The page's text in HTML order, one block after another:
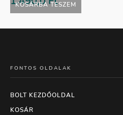
KOSÁRBA TESZEM
FONTOS OLDALAK
BOLT KEZDŐOLDAL
KOSÁR